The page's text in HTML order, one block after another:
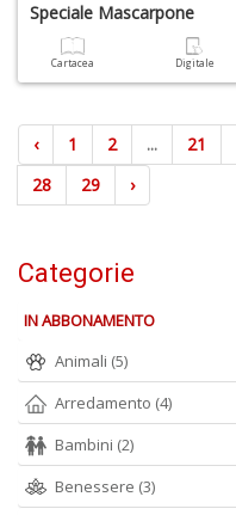
Speciale Mascarpone
Cartacea Digitale
‹ 1 2 ... 21
28
29 ›
Categorie
IN ABBONAMENTO
Animali (5)
Arredamento (4)
Bambini (2)
Benessere (3)